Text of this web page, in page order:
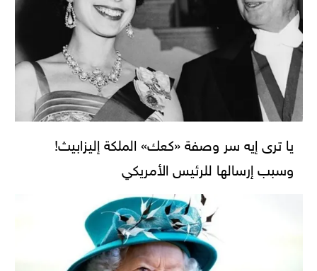
يا ترى إيه سر وصفة «كعك» الملكة إليزابيث!
وسبب إرسالها للرئيس الأمريكي